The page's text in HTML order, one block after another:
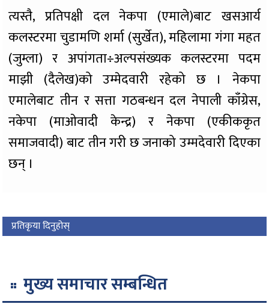
त्यस्तै, प्रतिपक्षी दल नेकपा (एमाले)बाट खसआर्य
कलस्टरमा चुडामणि शर्मा (सुर्खेत), महिलामा गंगा महत
(जुम्ला) र अपांगता÷अल्पसंख्यक कलस्टरमा पदम
माझी (दैलेख)को उम्मेदवारी रहेको छ । नेकपा
एमालेबाट तीन र सत्ता गठबन्धन दल नेपाली काँग्रेस,
नकेपा (माओवादी केन्द्र) र नेकपा (एकीककृत
समाजवादी) बाट तीन गरी छ जनाको उम्मदेवारी दिएका
छन् ।
प्रतिकृया दिनुहोस्
मुख्य समाचार सम्बन्धित